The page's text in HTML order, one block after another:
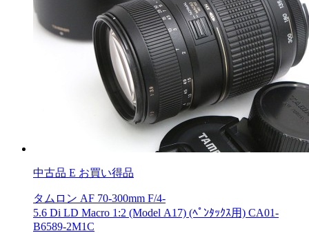
中古品 E お買い得品
タムロン AF 70-300mm F/4-
5.6 Di LD Macro 1:2 (Model A17) (ﾍﾟﾝﾀｯｸｽ用) CA01-
B6589-2M1C